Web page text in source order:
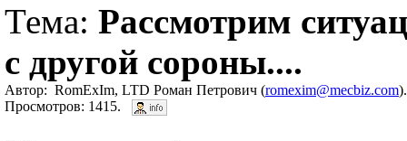
Тема: Рассмотрим
с другой сороны....
Автор: RomExIm, LTD Роман Петрович (romexim@mecbiz.com
Просмотров: 1415.